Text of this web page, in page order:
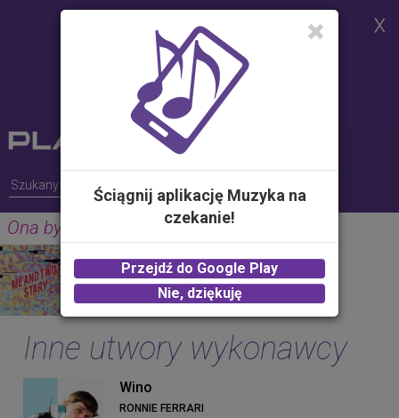
celu realizacji usług i zgodnie z
Polityką Plików Cookies.
Możesz określić warunki
przechowywania lub dostępu do
plików cookies w Twojej
przeglądarce
Ona by tak chciała
RONNIE FERRARI
2.00 zł -KUP
Inne utwory wykonawcy
Wino
RONNIE FERRARI
Ściągnij aplikację Muzyka na
czekanie!
Przejdź do Google Play
Nie, dziękuję